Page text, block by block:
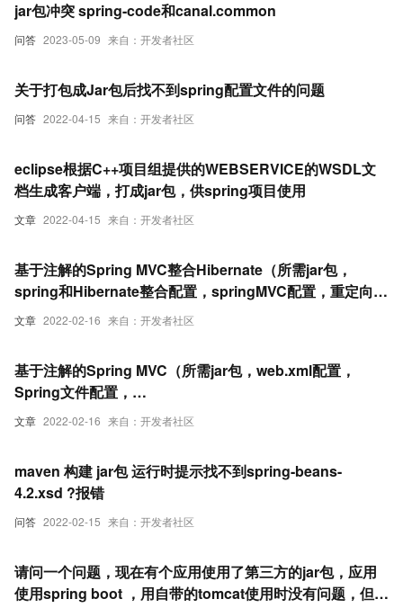
问答 2023-05-09 来自：开发者社区
jar包冲突 spring-code和canal.common
问答 2022-04-15 来自：开发者社区
关于打包成Jar包后找不到spring配置文件的问题
文章 2022-04-15 来自：开发者社区
eclipse根据C++项目组提供的WEBSERVICE的WSDL文
档生成客户端，打成jar包，供spring项目使用
文章 2022-02-16 来自：开发者社区
基于注解的Spring MVC整合Hibernate（所需jar包，
spring和Hibernate整合配置，springMVC配置，重定向，
批量删除）
文章 2022-02-16 来自：开发者社区
基于注解的Spring MVC（所需jar包，web.xml配置，
Spring文件配置，
@Controller,@RequestMapping,@RequestParam,model
问答 2022-02-15 来自：开发者社区
maven 构建 jar包 运行时提示找不到spring-beans-
4.2.xsd ?报错
请问一个问题，现在有个应用使用了第三方的jar包，应用
使用spring boot ，用自带的tomcat使用时没有问题，但是